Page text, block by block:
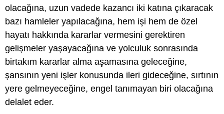
olacağına, uzun vadede kazancı iki katına çıkaracak
bazı hamleler yapılacağına, hem işi hem de özel
hayatı hakkında kararlar vermesini gerektiren
gelişmeler yaşayacağına ve yolculuk sonrasında
birtakım kararlar alma aşamasına geleceğine,
şansının yeni işler konusunda ileri gideceğine, sırtının
yere gelmeyeceğine, engel tanımayan biri olacağına
delalet eder.